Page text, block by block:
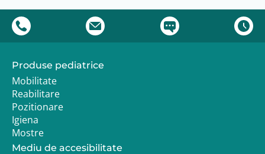
Produse pediatrice
Mobilitate
Reabilitare
Pozitionare
Igiena
Mostre
Mediu de accesibilitate